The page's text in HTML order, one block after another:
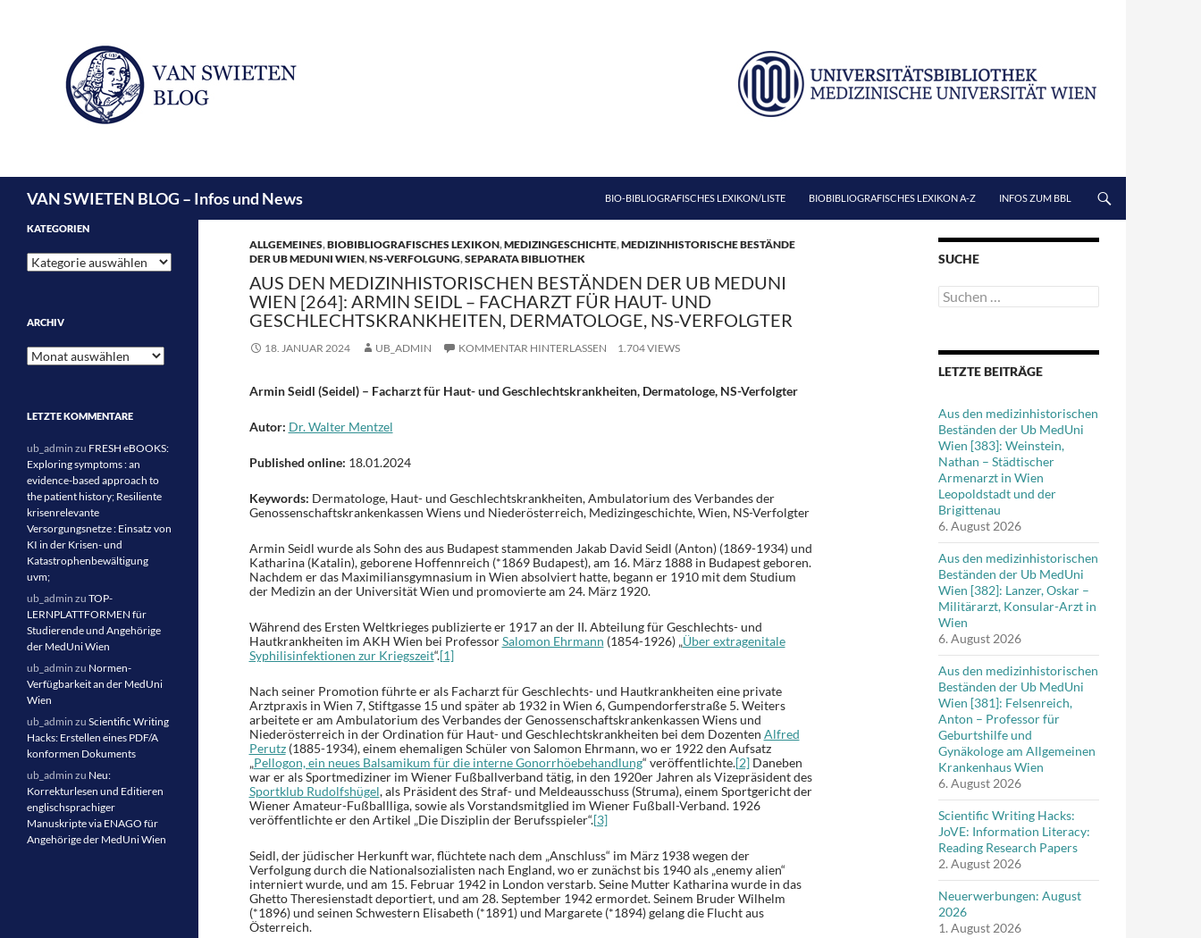
VAN SWIETEN BLOG – Infos und News
BIO-BIBLIOGRAFISCHES LEXIKON/LISTE
BIOBIBLIOGRAFISCHES LEXIKON A-Z INFOS ZUM BBL
ALLGEMEINES,BIOBIBLIOGRAFISCHES LEXIKON,MEDIZINGESCHICHTE,MEDIZINHISTORISCHE BESTÄNDE
DER UB MEDUNI WIEN,NS-VERFOLGUNG,SEPARATA BIBLIOTHEK
AUS DEN MEDIZINHISTORISCHEN BESTÄNDEN DER UB MEDUNI
WIEN [264]: ARMIN SEIDL – FACHARZT FÜR HAUT- UND
GESCHLECHTSKRANKHEITEN, DERMATOLOGE, NS-VERFOLGTER
18. JANUAR 2024 UB_ADMIN KOMMENTAR HINTERLASSEN 1.704 VIEWS
Armin Seidl (Seidel) – Facharzt für Haut- und Geschlechtskrankheiten, Dermatologe, NS-Verfolgter
Autor: Dr. Walter Mentzel
Published online: 18.01.2024
Keywords: Dermatologe, Haut- und Geschlechtskrankheiten, Ambulatorium des Verbandes der
Genossenschaftskrankenkassen Wiens und Niederösterreich, Medizingeschichte, Wien, NS-Verfolgter
Armin Seidl wurde als Sohn des aus Budapest stammenden Jakab David Seidl (Anton) (1869-1934) und
Katharina (Katalin), geborene Hoffennreich (*1869 Budapest), am 16. März 1888 in Budapest geboren.
Nachdem er das Maximiliansgymnasium in Wien absolviert hatte, begann er 1910 mit dem Studium
der Medizin an der Universität Wien und promovierte am 24. März 1920.
Während des Ersten Weltkrieges publizierte er 1917 an der II. Abteilung für Geschlechts- und
Hautkrankheiten im AKH Wien bei ProfessorSalomon Ehrmann (1854-1926) „Über extragenitale
Syphilisinfektionen zur Kriegszeit“.[1]
Nach seiner Promotion führte er als Facharzt für Geschlechts- und Hautkrankheiten eine private
Arztpraxis in Wien 7, Stiftgasse 15 und später ab 1932 in Wien 6, Gumpendorferstraße 5. Weiters
arbeitete er am Ambulatorium des Verbandes der Genossenschaftskrankenkassen Wiens und
Niederösterreich in der Ordination für Haut- und Geschlechtskrankheiten bei dem Dozenten Alfred
Perutz(1885-1934), einem ehemaligen Schüler von Salomon Ehrmann, wo er 1922 den Aufsatz
„Pellogon, ein neues Balsamikum für die interne Gonorrhöebehandlung“ veröffentlichte.[2]Daneben
war er als Sportmediziner im Wiener Fußballverband tätig, in den 1920er Jahren als Vizepräsident des
Sportklub Rudolfshügel, als Präsident des Straf- und Meldeausschuss (Struma), einem Sportgericht der
Wiener Amateur-Fußballliga, sowie als Vorstandsmitglied im Wiener Fußball-Verband. 1926
veröffentlichte er den Artikel „Die Disziplin der Berufsspieler“.[3]
Seidl, der jüdischer Herkunft war, flüchtete nach dem „Anschluss“ im März 1938 wegen der
Verfolgung durch die Nationalsozialisten nach England, wo er zunächst bis 1940 als „enemy alien“
interniert wurde, und am 15. Februar 1942 in London verstarb. Seine Mutter Katharina wurde in das
Ghetto Theresienstadt deportiert, und am 28. September 1942 ermordet. Seinem Bruder Wilhelm
(*1896) und seinen Schwestern Elisabeth (*1891) und Margarete (*1894) gelang die Flucht aus
Österreich.
SUCHE
Suchen
nach:
LETZTE BEITRÄGE
Aus den medizinhistorischen
Beständen der Ub MedUni
Wien [383]: Weinstein,
Nathan – Städtischer
Armenarzt in Wien
Leopoldstadt und der
Brigittenau
6. August 2026
Aus den medizinhistorischen
Beständen der Ub MedUni
Wien [382]: Lanzer, Oskar –
Militärarzt, Konsular-Arzt in
Wien
6. August 2026
Aus den medizinhistorischen
Beständen der Ub MedUni
Wien [381]: Felsenreich,
Anton – Professor für
Geburtshilfe und
Gynäkologe am Allgemeinen
Krankenhaus Wien
6. August 2026
Scientific Writing Hacks:
JoVE: Information Literacy:
Reading Research Papers
2. August 2026
Neuerwerbungen: August
2026
1. August 2026
KATEGORIEN
Kategorien
ARCHIV
Archiv
LETZTE KOMMENTARE
ub_admin zu FRESH eBOOKS:
Exploring symptoms : an
evidence-based approach to
the patient history; Resiliente
krisenrelevante
Versorgungsnetze : Einsatz von
KI in der Krisen- und
Katastrophenbewältigung
uvm;
ub_admin zu TOP-
LERNPLATTFORMEN für
Studierende und Angehörige
der MedUni Wien
ub_admin zu Normen-
Verfügbarkeit an der MedUni
Wien
ub_admin zu Scientific Writing
Hacks: Erstellen eines PDF/A
konformen Dokuments
ub_admin zu Neu:
Korrekturlesen und Editieren
englischsprachiger
Manuskripte via ENAGO für
Angehörige der MedUni Wien